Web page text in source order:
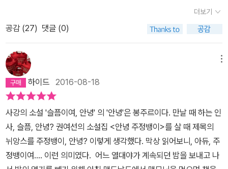
다. 이번 소설집에 수록된 소설들은 해피엔딩으로 끝나는 것은 없지
만 예전처럼 차갑지는 않다. 쓸쓸하지만 따스하다. 동네에 단골 술집
이 생긴다는 건 일상생활에는 재앙일지 몰라도, 기억에 대해서는 한
없는 축복이다. 초기 단편 < 사랑을 믿다 > 의 첫 문장이다 ■
를 팡 치는 소설적 재미가 있다. 그러면서도 등골이 오싹해지는 건, 어
떤 비극이 일어나기까지 이어진 우연과 우연의 연결 고리, 그 어딘가
에 내가 있을 수 있다는 사실, 단지 내가 그 사실을 아직 모르고 있을
뿐이라는 가능성 때문이다. 「카메라」의 문정은 결별 후 관주에게 일어
난 일에 대해 책임이 없다. 적어도 법적으로는 책임이 없다. 그러나 사
건이 일어나게 된 인과관계를 거슬러 올라가면 문정은 중요한 역할을
담당했다. 단지 관희로부터 우연히 이야기를 듣기 전까지는 그 사실
을 알지 못했을 뿐. 「실내화 한 켤레」에서 작가는 고등학교 동창인 세
친구의 14년만의 재회를 경쾌하게 풀어 나가는데, 결국 독자를 아연
실색 하게 만들며 이야기를 마무리한다. 너무 자세한 이야기를 하기
는 곤란하여 생략하지만, 나는 선미가 혜련을 향하여 한 말이 거짓말
읽다가 한 두편씩 빼 먹기 마련인데 이 소설집은 처음부터 다 읽었다.
한편 그 내용이 떠오르면서 고개를 주억거리게 만드는 소설들이다.
아름답지않은 녹녹치 않은 삶의 고단함. 거짓말. 혼자서는 도저히 버
티지 못할때 친구처럼 그 옆을 지켜주는 술. 벗 삼아 애인삼아 한잔 한
잔 목구멍을 넘길 때마다 버석거리는 삶의 조각들도 억지로 삼키는
그래야 살아낼 수 있는 사회의 모습들이다. 이 술을 이해해야만 하는
그 씁쓸함. 삶이 아름답지만은 않고 실제로 그 삶을 버텨주는 것은 사
랑같은 순수하고 맑은 것이 아니라 증오나 미움. 욕망같은 감정일 때
가 더 많은 경우를 실제로 종종 본다. 다 놓고 싶다가도 그 삶을 끌어
올려주는 것은 소설이나 드라마에서 보는 것처럼 순진한 사랑이나 희
이 간다.이 책 7편의 단편들에서 마음의 위안을 얻고 싶은 마음에 책
을 펼쳤다. 무언가를 꼭 얻기 위해 책을 읽는 건 아니더라도 가끔은 기
대하고 싶다. 천천히, 천천히, 욕심내지 않고 읽어내려갔다.시간이 지
나도 쉽게 잊히지 않을 상처를 입은 「봄밤」에 영경은 켜놓은 촛불이
금방이라도 꺼질 듯 위태로워 보이는 모습에 안심하고 들여다볼 수
없었다.결국 꺼져버린 연기만 허무하게 바라보게 되진 않을지 염려하
는 마음으로 보는 것 말고는 내가 할 수 있는 건 없다.영경에게 필요한
건 현재로썬 컵라면과 소주 한 병 같다.내 전부를 잃게 된 사람들의 만
남.그런 두 사람 앞에 펜션처럼 보이는 요양원과 응급환자들을 수송
하기 위한 앰뷸런스 그리고 아담한 정원이 보인다.조경이 잘된 산책
로까지 함께.신용불량자 수환과 알코올 중독 환자가 돼 버린 영경은
더보기
공감 (27) 댓글 (0)
하이드 2016-08-18
사강의 소설 '슬픔이여, 안녕' 의 '안녕'은 봉주르이다. 만날 때 하는 인
사, 슬픔, 안녕? 권여선의 소설집 <안녕 주정뱅이>를 살 때 제목의
뉘앙스를 주정뱅이, 안녕? 이렇게 생각했다. 막상 읽어보니, 아듀, 주
정뱅이여.... 이런 의미였다. 어느 열대야가 계속되던 밤을 보내고 나